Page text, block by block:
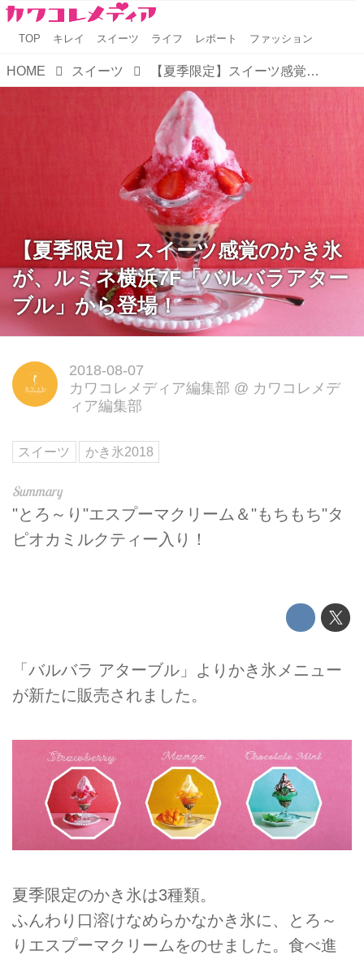
TOP キレイ スイーツ ライフ レポート ファッション
HOME スイーツ 【夏季限定】スイーツ感覚のかき氷が、ルミネ横浜7F「バルバラアターブル」から登場！
【夏季限定】スイーツ感覚のかき氷
が、ルミネ横浜7F「バルバラアター
ブル」から登場！
2018-08-07
カワコレメディア編集部 @ カワコレメデ
ィア編集部
スイーツ かき氷2018
"とろ～り"エスプーマクリーム＆"もちもち"タ
ピオカミルクティー入り！
「バルバラ アターブル」よりかき氷メニュー
が新たに販売されました。
夏季限定のかき氷は3種類。
ふんわり口溶けなめらかなかき氷に、とろ～
りエスプーマクリームをのせました。食べ進